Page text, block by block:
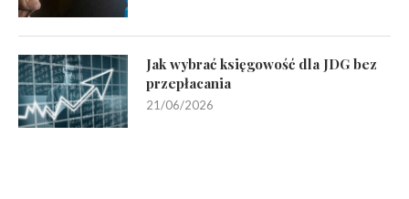
Jak wybrać księgowość dla JDG bez
przepłacania
21/06/2026